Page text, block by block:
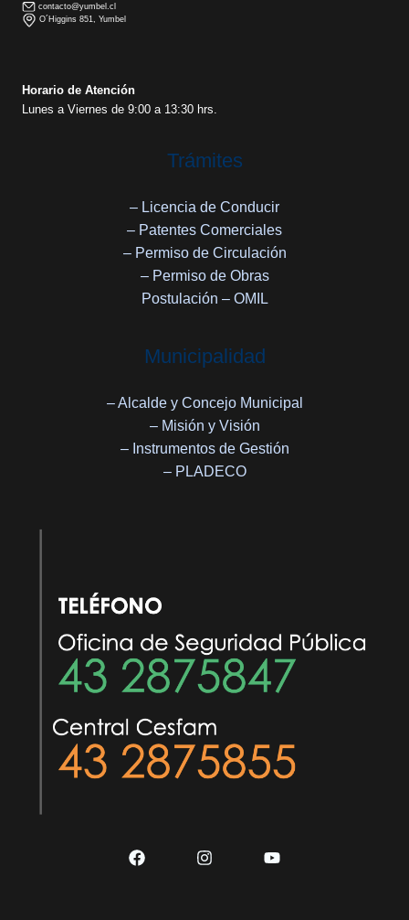
contacto@yumbel.cl
O´Higgins 851, Yumbel
Horario de Atención
Lunes a Viernes de 9:00 a 13:30 hrs.
Trámites
– Licencia de Conducir
– Patentes Comerciales
– Permiso de Circulación
– Permiso de Obras
Postulación – OMIL
Municipalidad
– Alcalde y Concejo Municipal
– Misión y Visión
– Instrumentos de Gestión
– PLADECO